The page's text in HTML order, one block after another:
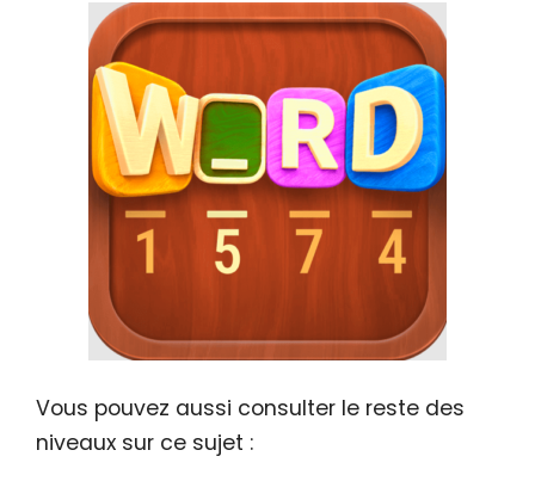
Vous pouvez aussi consulter le reste des
niveaux sur ce sujet :